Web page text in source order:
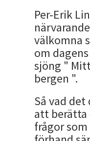
Per-Erik
välkomna
om
sjöng "
bergen ".
Så vad
att berätta
frågor